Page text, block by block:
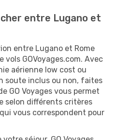
entre Lugano et
entre Lugano et Rome
vols GOVoyages.com. Avec
aérienne low cost ou
soute inclus ou non, faites
GO Voyages vous permet
selon différents critères
vous correspondent pour